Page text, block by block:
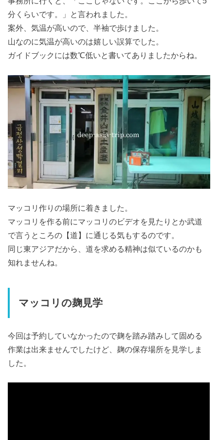
分くらいです。」と言われました。
案外、気温が高いので、半袖で歩けました。
山なのに気温が高いのは嬉しい誤算でした。
ガイドブックには数℃低いと書いてありましたからね。
マッコリ作りの場所に着きました。
マッコリを作る前にマッコリのビデオを見たりとか武道
で言うところの【道】に通じる気もするのです。
同じ東アジアだから、道を求める精神は似ているのかも
知れませんね。
マッコリの麹見学
今回は予約していなかったので麹を踏み踏みして固める
作業は出来ませんでしたけど、麹の保存場所を見学しま
した。